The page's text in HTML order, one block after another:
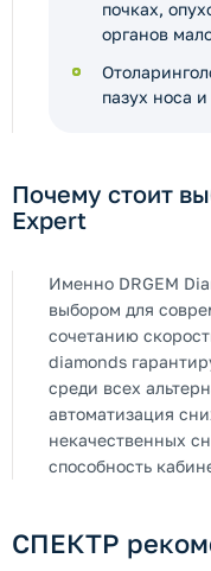
почках,
органов
пазух носа
Почему стоит
Expert
Именно DRGEM
выбором для
сочетанию
diamonds
среди всех
автоматизация
некачественных
способность
СПЕКТР